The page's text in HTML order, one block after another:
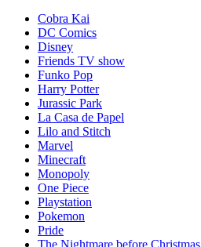
Cobra Kai
DC Comics
Disney
Friends TV show
Funko Pop
Harry Potter
Jurassic Park
La Casa de Papel
Lilo and Stitch
Marvel
Minecraft
Monopoly
One Piece
Playstation
Pokemon
Pride